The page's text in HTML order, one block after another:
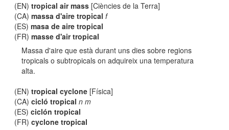
(EN)tropical air mass [Ciències de la Terra]
(CA)massa d'aire tropical f
(ES)masa de aire tropical
(FR)masse d'air tropical
Massa d'aire que està durant uns dies sobre regions
tropicals o subtropicals on adquireix una temperatura
alta.
(EN)tropical cyclone [Física]
(CA)cicló tropical n m
(ES)ciclón tropical
(FR)cyclone tropical